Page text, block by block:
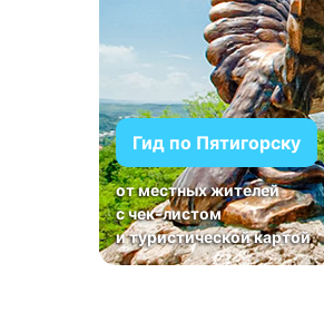
Гид по Пятигорску
от местных жителей
с чек-листом
и туристической картой